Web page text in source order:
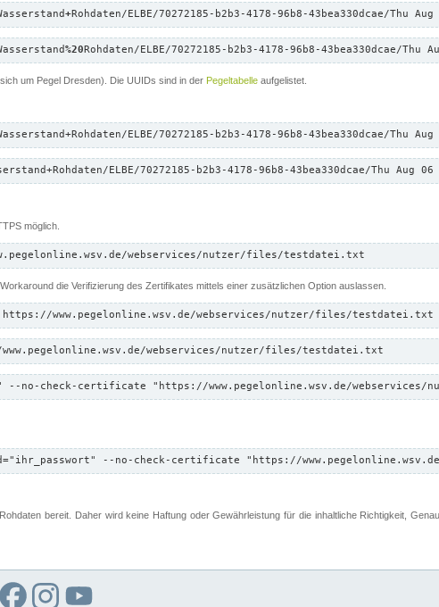
+Rohdaten/ELBE/70272185-b2b3-4178-96b8-43bea330dcae/Thu
%20Rohdaten/ELBE/70272185-b2b3-4178-96b8-43bea330dcae/Thu
um Pegel Dresden). Die UUIDs sind in der Pegeltabelle aufgelistet.
ELBE/70272185-b2b3-4178-96b8-43bea330dcae/Thu Aug
ELBE/70272185-b2b3-4178-96b8-43bea330dcae/Thu Aug 06
möglich.
webservices/nutzer/files/testdatei.txt
die Verifizierung des Zertifikates mittels einer zusätzlichen Option auslassen.
www.pegelonline.wsv.de/webservices/nutzer/files/testdatei.txt
webservices/nutzer/files/testdatei.txt
--no-check-certificate "https://www.pegelonline.wsv.de/
--no-check-certificate "https://
bereit. Daher wird keine Haftung oder Gewährleistung für die inhaltliche Richtigkeit,